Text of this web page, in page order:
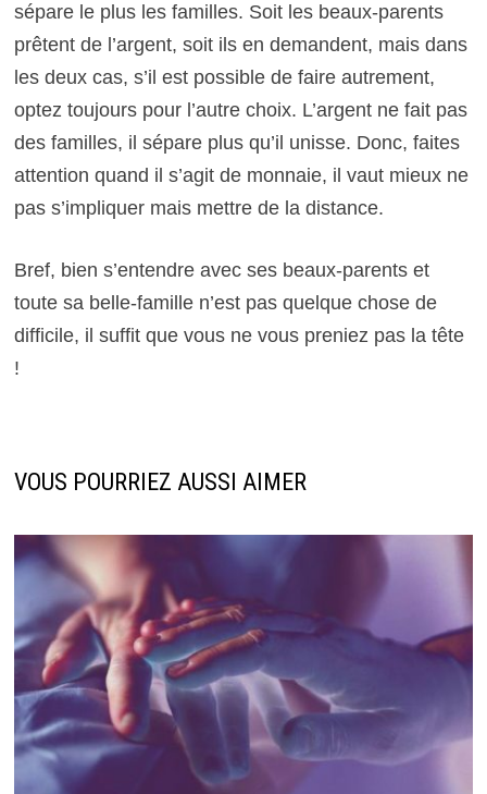
sépare le plus les familles. Soit les beaux-parents
prêtent de l’argent, soit ils en demandent, mais dans
les deux cas, s’il est possible de faire autrement,
optez toujours pour l’autre choix. L’argent ne fait pas
des familles, il sépare plus qu’il unisse. Donc, faites
attention quand il s’agit de monnaie, il vaut mieux ne
pas s’impliquer mais mettre de la distance.
Bref, bien s’entendre avec ses beaux-parents et
toute sa belle-famille n’est pas quelque chose de
difficile, il suffit que vous ne vous preniez pas la tête
!
VOUS POURRIEZ AUSSI AIMER